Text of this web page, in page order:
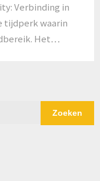
Verbinding in
tijdperk waarin
Het…
Zoeken